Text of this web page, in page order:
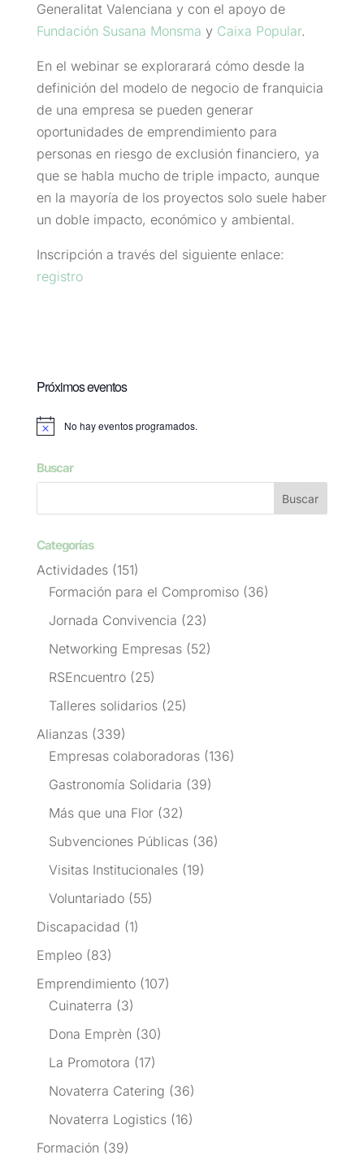
Generalitat Valenciana y con el apoyo de
Fundación Susana Monsma y Caixa Popular.
En el webinar se explorarará cómo desde la
definición del modelo de negocio de franquicia
de una empresa se pueden generar
oportunidades de emprendimiento para
personas en riesgo de exclusión financiero, ya
que se habla mucho de triple impacto, aunque
en la mayoría de los proyectos solo suele haber
un doble impacto, económico y ambiental.
Inscripción a través del siguiente enlace:
registro
Próximos eventos
Aviso No hay eventos programados.
Buscar
Categorías
Actividades(151)
Formación para el Compromiso(36)
Jornada Convivencia (23)
Networking Empresas(52)
RSEncuentro(25)
Talleres solidarios(25)
Alianzas(339)
Empresas colaboradoras(136)
Gastronomía Solidaria (39)
Más que una Flor(32)
Subvenciones Públicas(36)
Visitas Institucionales(19)
Voluntariado(55)
Discapacidad (1)
Empleo(83)
Emprendimiento(107)
Cuinaterra (3)
Dona Emprèn (30)
La Promotora (17)
Novaterra Catering (36)
Novaterra Logistics(16)
Formación (39)